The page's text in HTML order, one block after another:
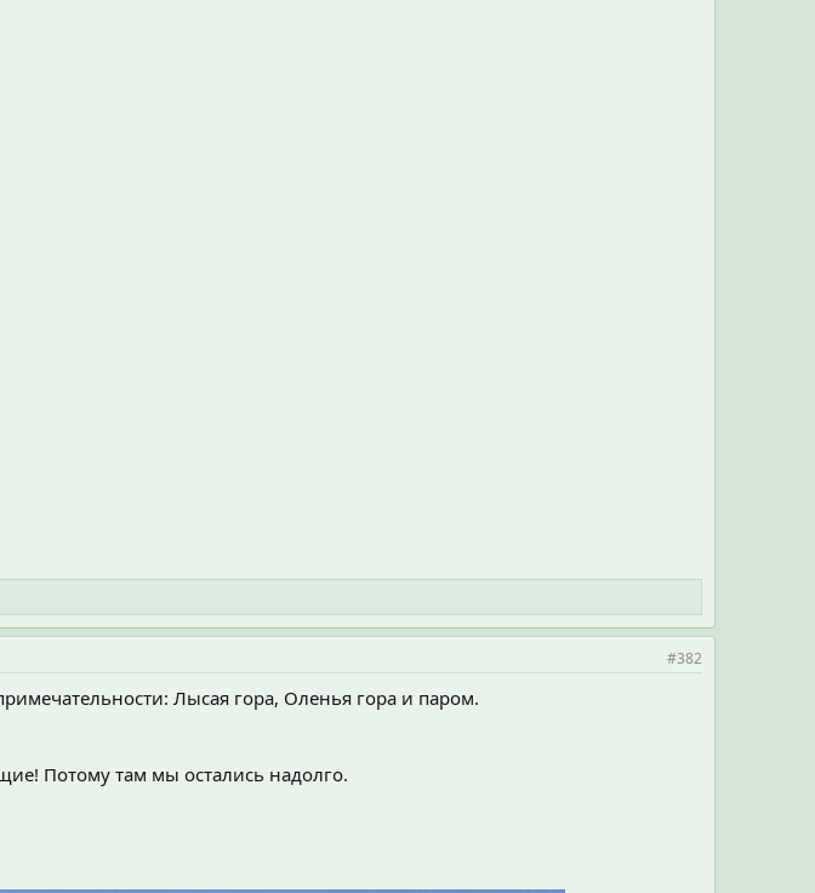
#382
Лысая гора, Оленья гора и паром.
Потому там мы остались надолго.